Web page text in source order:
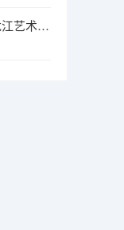
2025佳木斯大学在黑龙江艺术类投档分数线（2026年参考）